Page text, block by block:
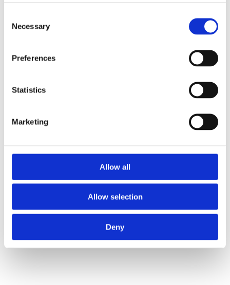
Selection
Necessary
Preferences
Statistics
Marketing
Allow all
Allow selection
Deny
Egal ob ab­ge­brochene Zähne, Ver­färbungen, Zahn­lücken oder Schief­
schwinden! Das dünne Kunst­stoff-Keramik­gemisch ist licht­­durch­­lässig
und wird mit einem spe­ziellen Kleb­­stoff dauer­haft an den Front­­zähnen
wollen aus optischen Gründen keine tragen? Eine praktische Alter­native